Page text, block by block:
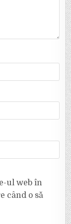
ul web în
când o să